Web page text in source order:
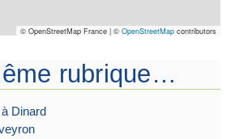
© OpenStreetMap France | © OpenStreetMapcontributors
rubrique…
Dinard